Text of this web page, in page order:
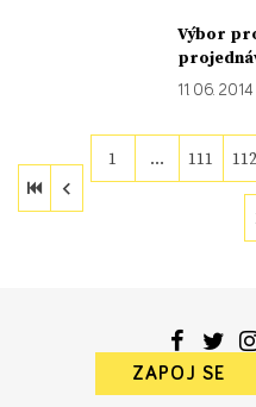
Výbor
11. 06. 2014
1 … 111 112
ZAPOJ SE